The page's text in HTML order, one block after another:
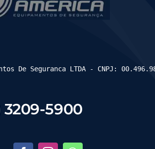
3209-5900
De Seguranca LTDA - CNPJ: